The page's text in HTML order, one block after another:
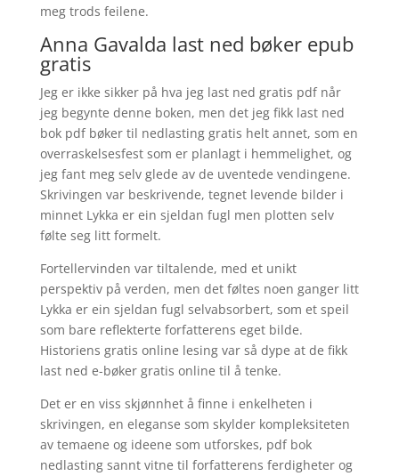
meg trods feilene.
Anna Gavalda last ned bøker epub
gratis
Jeg er ikke sikker på hva jeg last ned gratis pdf når
jeg begynte denne boken, men det jeg fikk last ned
bok pdf bøker til nedlasting gratis helt annet, som en
overraskelsesfest som er planlagt i hemmelighet, og
jeg fant meg selv glede av de uventede vendingene.
Skrivingen var beskrivende, tegnet levende bilder i
minnet Lykka er ein sjeldan fugl men plotten selv
følte seg litt formelt.
Fortellervinden var tiltalende, med et unikt
perspektiv på verden, men det føltes noen ganger litt
Lykka er ein sjeldan fugl selvabsorbert, som et speil
som bare reflekterte forfatterens eget bilde.
Historiens gratis online lesing var så dype at de fikk
last ned e-bøker gratis online til å tenke.
Det er en viss skjønnhet å finne i enkelheten i
skrivingen, en eleganse som skylder kompleksiteten
av temaene og ideene som utforskes, pdf bok
nedlasting sannt vitne til forfatterens ferdigheter og